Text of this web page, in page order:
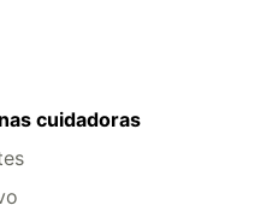
cuidadoras